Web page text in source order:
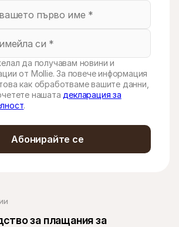
за плащания за
да получавам новини и
от Mollie. За повече информация
как обработваме вашите данни,
нашата декларация за
.
Абонирайте се